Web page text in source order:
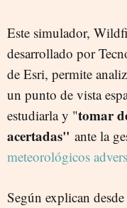
Este simulador,
desarrollado por
de Esri, permite
un punto de vista
estudiarla y "tomar
acertadas" ante la
meteorológicos
Según explican